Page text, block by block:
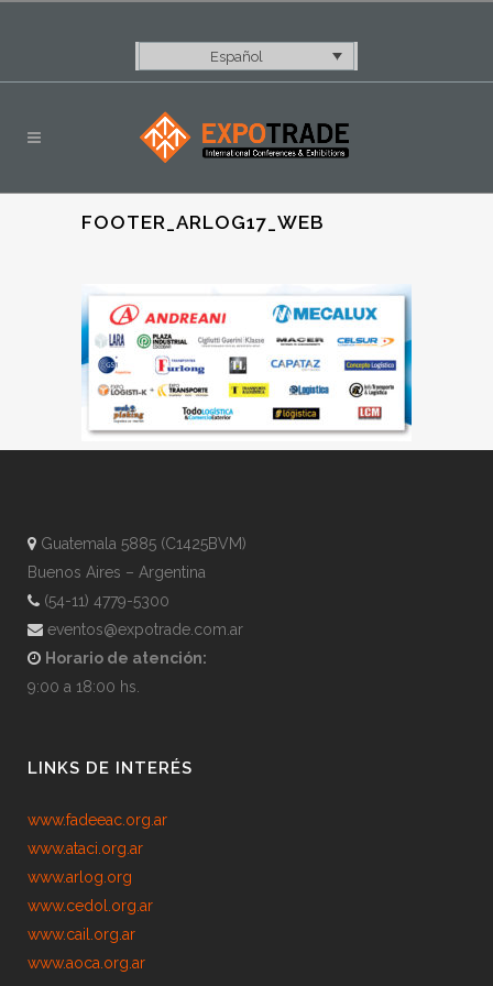
Español
FOOTER_ARLOG17_WEB
Guatemala 5885 (C1425BVM)
Buenos Aires – Argentina
(54-11) 4779-5300
eventos@expotrade.com.ar
Horario de atención:
9:00 a 18:00 hs.
LINKS DE INTERÉS
www.fadeeac.org.ar
www.ataci.org.ar
www.arlog.org
www.cedol.org.ar
www.cail.org.ar
www.aoca.org.ar